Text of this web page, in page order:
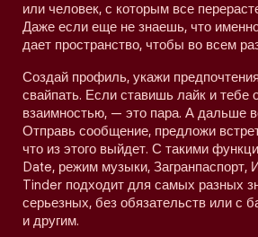
или человек, с которым все
Даже если еще не знаешь, что
дает пространство, чтобы во всем
Создай профиль, укажи
свайпать. Если ставишь лайк и тебе
взаимностью, — это пара. А дальше
Отправь сообщение, предложи
что из этого выйдет. С такими
Date, режим музыки, Загранпаспорт,
Tinder подходит для самых разных
серьезных, без обязательств или с
и другим.